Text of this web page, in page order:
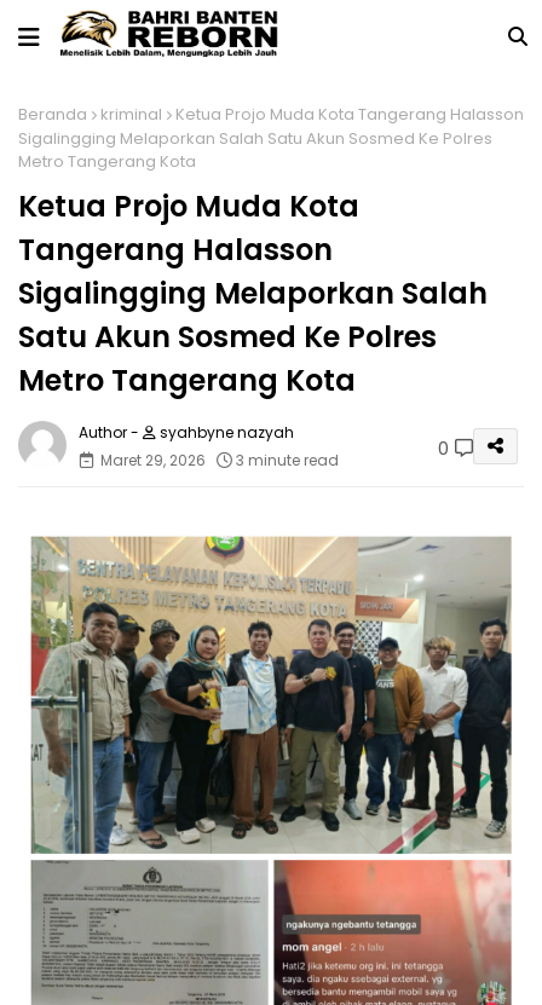
Beranda kriminal
Ketua Projo Muda Kota Tangerang Halasson
Sigalingging Melaporkan Salah Satu Akun Sosmed Ke Polres
Metro Tangerang Kota
Ketua Projo Muda Kota
Tangerang Halasson
Sigalingging Melaporkan Salah
Satu Akun Sosmed Ke Polres
Metro Tangerang Kota
syahbyne nazyah
Maret 29, 2026
3 minute read 0